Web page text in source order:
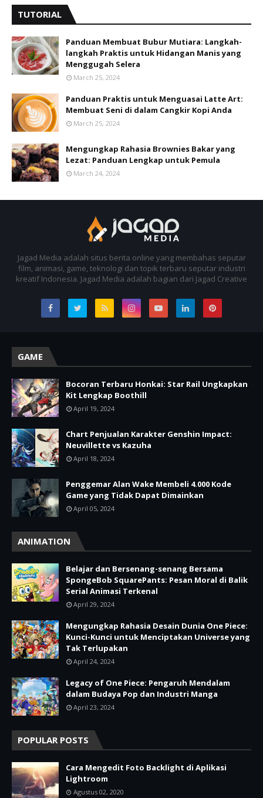
TUTORIAL
Panduan Membuat Bubur Mutiara: Langkah-
langkah Praktis untuk Hidangan Manis yang
Menggugah Selera
March 25, 2024
Panduan Praktis untuk Menguasai Latte Art:
Membuat Seni di dalam Cangkir Kopi Anda
March 25, 2024
Mengungkap Rahasia Brownies Bakar yang
Lezat: Panduan Lengkap untuk Pemula
March 24, 2024
Jagad Media adalah situs berita online yang membahas seputar
film, animasi, game, teknologi dan topik terbaru seputar industri
kreatif Indonesia. Jagad Media adalah bagian dari Jagad Creative
GAME
Bocoran Terbaru Honkai: Star Rail Ungkapkan
Kit Lengkap Boothill
April 19, 2024
Chart Penjualan Karakter Genshin Impact:
Neuvillette vs Kazuha
April 18, 2024
Penggemar Alan Wake Membeli 4.000 Kode
Game yang Tidak Dapat Dimainkan
April 05, 2024
ANIMATION
Belajar dan Bersenang-senang Bersama
SpongeBob SquarePants: Pesan Moral di Balik
Serial Animasi Terkenal
April 29, 2024
Mengungkap Rahasia Desain Dunia One Piece:
Kunci-Kunci untuk Menciptakan Universe yang
Tak Terlupakan
April 24, 2024
Legacy of One Piece: Pengaruh Mendalam
dalam Budaya Pop dan Industri Manga
April 23, 2024
POPULAR POSTS
Cara Mengedit Foto Backlight di Aplikasi
Lightroom
Agustus 02, 2020